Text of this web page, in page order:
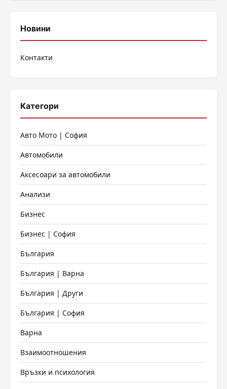
Новини
Контакти
Категори
Авто Мото | София
Автомобили
Аксесоари за автомобили
Анализи
Бизнес
Бизнес | София
България
България | Варна
България | Други
България | София
Варна
Взаимоотношения
Връзки и психология